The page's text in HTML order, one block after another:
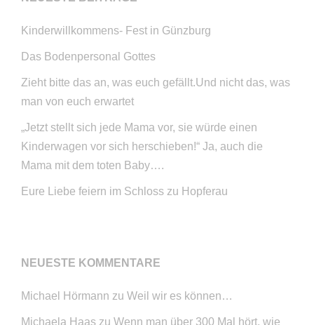
Kinderwillkommens- Fest in Günzburg
Das Bodenpersonal Gottes
Zieht bitte das an, was euch gefällt.Und nicht das, was
man von euch erwartet
„Jetzt stellt sich jede Mama vor, sie würde einen
Kinderwagen vor sich herschieben!“ Ja, auch die
Mama mit dem toten Baby….
Eure Liebe feiern im Schloss zu Hopferau
NEUESTE KOMMENTARE
Michael Hörmann zu Weil wir es können…
Michaela Haas zu Wenn man über 300 Mal hört, wie